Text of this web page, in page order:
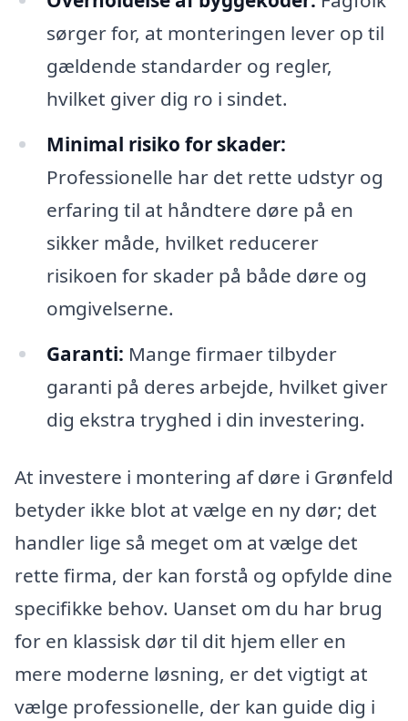
sørger for, at monteringen lever op til
gældende standarder og regler,
hvilket giver dig ro i sindet.
Minimal risiko for skader:
Professionelle har det rette udstyr og
erfaring til at håndtere døre på en
sikker måde, hvilket reducerer
risikoen for skader på både døre og
omgivelserne.
Garanti: Mange firmaer tilbyder
garanti på deres arbejde, hvilket giver
dig ekstra tryghed i din investering.
At investere i montering af døre i Grønfeld
betyder ikke blot at vælge en ny dør; det
handler lige så meget om at vælge det
rette firma, der kan forstå og opfylde dine
specifikke behov. Uanset om du har brug
for en klassisk dør til dit hjem eller en
mere moderne løsning, er det vigtigt at
vælge professionelle, der kan guide dig i